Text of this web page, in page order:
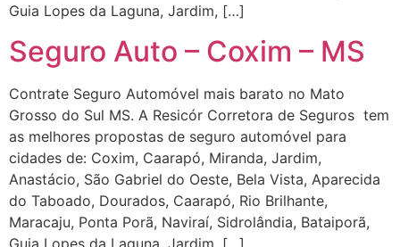
Guia Lopes da Laguna, Jardim, […]
Seguro Auto – Coxim – MS
Contrate Seguro Automóvel mais barato no Mato
Grosso do Sul MS. A Resicór Corretora de Seguros tem
as melhores propostas de seguro automóvel para
cidades de: Coxim, Caarapó, Miranda, Jardim,
Anastácio, São Gabriel do Oeste, Bela Vista, Aparecida
do Taboado, Dourados, Caarapó, Rio Brilhante,
Maracaju, Ponta Porã, Naviraí, Sidrolândia, Bataiporã,
Guia Lopes da Laguna, Jardim, […]